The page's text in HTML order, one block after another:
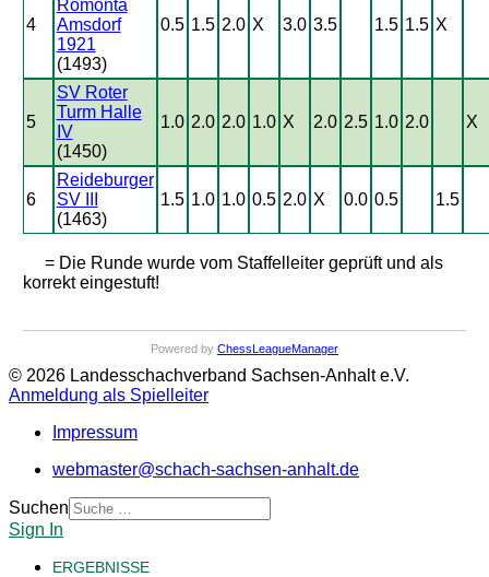
4
Romonta
Amsdorf
1921
(1493)
0.5 1.5 2.0 X 3.0 3.5 1.5 1.5 X
5
SV Roter
Turm Halle
IV
(1450)
1.0 2.0 2.0 1.0 X 2.0 2.5 1.0 2.0 X
6
Reideburger
SV III
(1463)
1.5 1.0 1.0 0.5 2.0 X 0.0 0.5 1.5
= Die Runde wurde vom Staffelleiter geprüft und als
korrekt eingestuft!
Powered by ChessLeagueManager
© 2026 Landesschachverband Sachsen-Anhalt e.V.
Anmeldung als Spielleiter
Impressum
webmaster@schach-sachsen-anhalt.de
Suchen
Sign In
ERGEBNISSE